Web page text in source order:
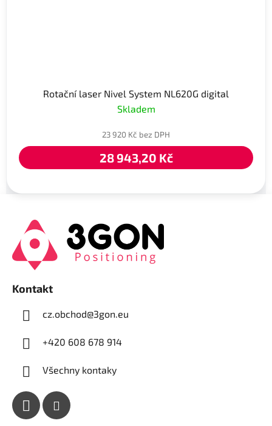
Rotační laser Nivel System NL620G digital
Skladem
23 920 Kč bez DPH
28 943,20 Kč
Kontakt
cz.obchod@3gon.eu
+420 608 678 914
Všechny kontaky